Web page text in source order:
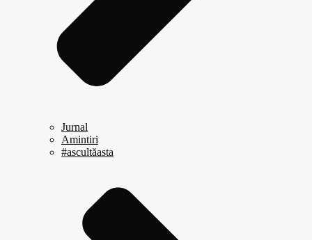
Jurnal
Amintiri
#ascultăasta